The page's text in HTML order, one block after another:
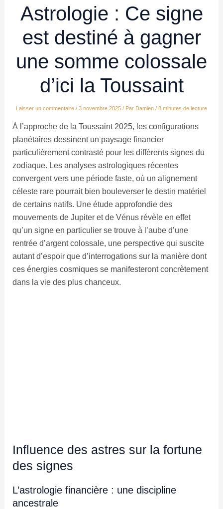
Astrologie : Ce signe
est destiné à gagner
une somme colossale
d’ici la Toussaint
Laisser un commentaire / 3 novembre 2025 / Par Damien / 8 minutes de lecture
À l’approche de la Toussaint 2025, les configurations
planétaires dessinent un paysage financier
particulièrement contrasté pour les différents signes du
zodiaque. Les analyses astrologiques récentes
convergent vers une période faste, où un alignement
céleste rare pourrait bien bouleverser le destin matériel
de certains natifs. Une étude approfondie des
mouvements de Jupiter et de Vénus révèle en effet
qu’un signe en particulier se trouve à l’aube d’une
rentrée d’argent colossale, une perspective qui suscite
autant d’espoir que d’interrogations sur la manière dont
ces énergies cosmiques se manifesteront concrètement
dans la vie des plus chanceux.
Influence des astres sur la fortune
des signes
L’astrologie financière : une discipline
ancestrale